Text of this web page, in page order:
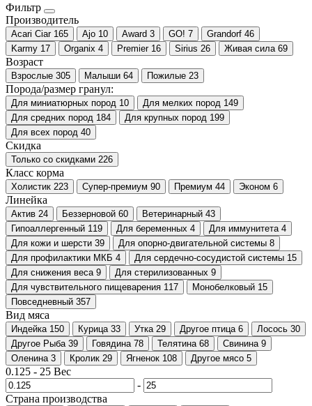
Фильтр
Производитель
Acari Ciar 165 Ajo 10 Award 3 GO! 7 Grandorf 46
Karmy 17 Organix 4 Premier 16 Sirius 26 Живая сила 69
Возраст
Взрослые 305 Малыши 64 Пожилые 23
Порода/размер гранул:
Для миниатюрных пород 10 Для мелких пород 149
Для средних пород 184 Для крупных пород 199
Для всех пород 40
Скидка
Только со cкидками 226
Класс корма
Холистик 223 Супер-премиум 90 Премиум 44 Эконом 6
Линейка
Актив 24 Беззерновой 60 Ветеринарный 43
Гипоаллергенный 119 Для беременных 4 Для иммунитета 4
Для кожи и шерсти 39 Для опорно-двигательной системы 8
Для профилактики МКБ 4 Для сердечно-сосудистой системы 15
Для снижения веса 9 Для стерилизованных 9
Для чувствительного пищеварения 117 Монобелковый 15
Повседневный 357
Вид мяса
Индейка 150 Курица 33 Утка 29 Другое птица 6 Лосось 30
Другое Рыба 39 Говядина 78 Телятина 68 Свинина 9
Оленина 3 Кролик 29 Ягненок 108 Другое мясо 5
0.125 - 25 Вес
-
Страна производства